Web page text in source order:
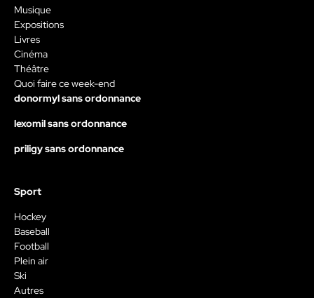
Musique
Expositions
Livres
Cinéma
Théâtre
Quoi faire ce week-end
donormyl sans ordonnance
lexomil sans ordonnance
priligy sans ordonnance
Sport
Hockey
Baseball
Football
Plein air
Ski
Autres